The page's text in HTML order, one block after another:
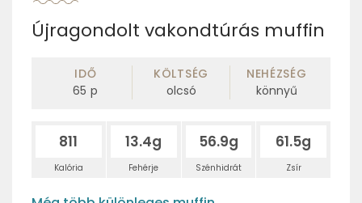
Újragondolt vakondtúrás muffin
IDŐ
65 p
KÖLTSÉG
olcsó
NEHÉZSÉG
könnyű
811
Kalória
13.4g
Fehérje
56.9g
Szénhidrát
61.5g
Zsír